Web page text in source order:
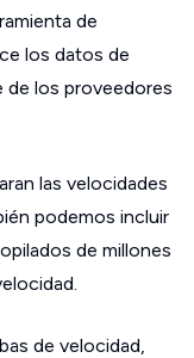
de
los datos de
de los proveedores
las velocidades
podemos incluir
de millones
de velocidad,